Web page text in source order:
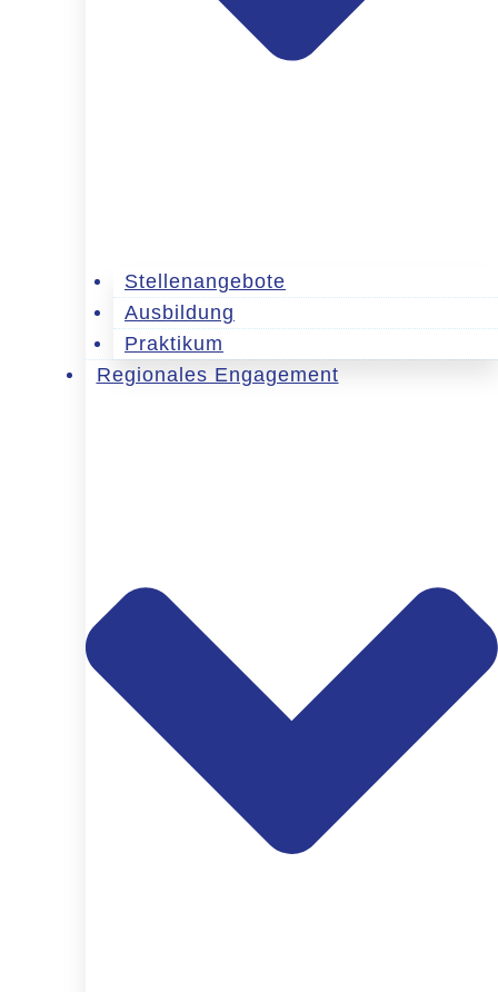
Stellenangebote
Ausbildung
Praktikum
Regionales Engagement